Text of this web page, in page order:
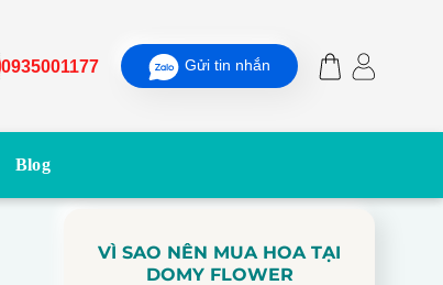
0935001177 Gửi tin nhắn
Blog
VÌ SAO NÊN MUA HOA TẠI
DOMY FLOWER